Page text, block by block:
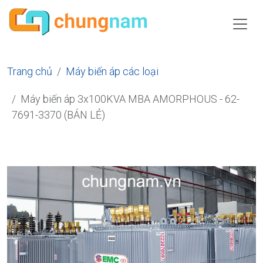
Trang chủ Máy biến áp các loại
Máy biến áp 3x100KVA MBA AMORPHOUS - 62-
7691-3370 (BÁN LẺ)